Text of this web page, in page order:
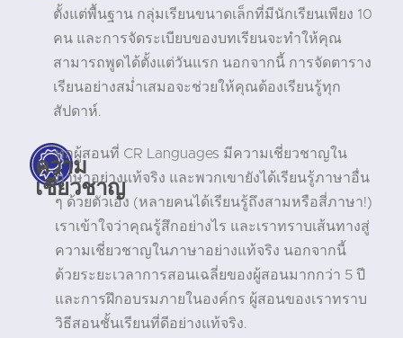
ตั้งแต่พื้นฐาน กลุ่มเรียนขนาดเล็กที่มีนักเรียนเพียง 10
คน และการจัดระเบียบของบทเรียนจะทำให้คุณ
สามารถพูดได้ตั้งแต่วันแรก นอกจากนี้ การจัดตาราง
เรียนอย่างสม่ำเสมอจะช่วยให้คุณต้องเรียนรู้ทุก
สัปดาห์.
ความ
เชี่ยวชาญ
ทุกผู้สอนที่ CR Languages มีความเชี่ยวชาญใน
ภาษาอย่างแท้จริง และพวกเขายังได้เรียนรู้ภาษาอื่น
ๆ ด้วยตัวเอง (หลายคนได้เรียนรู้ถึงสามหรือสี่ภาษา!)
เราเข้าใจว่าคุณรู้สึกอย่างไร และเราทราบเส้นทางสู่
ความเชี่ยวชาญในภาษาอย่างแท้จริง นอกจากนี้
ด้วยระยะเวลาการสอนเฉลี่ยของผู้สอนมากกว่า 5 ปี
และการฝึกอบรมภายในองค์กร ผู้สอนของเราทราบ
วิธีสอนชั้นเรียนที่ดีอย่างแท้จริง.